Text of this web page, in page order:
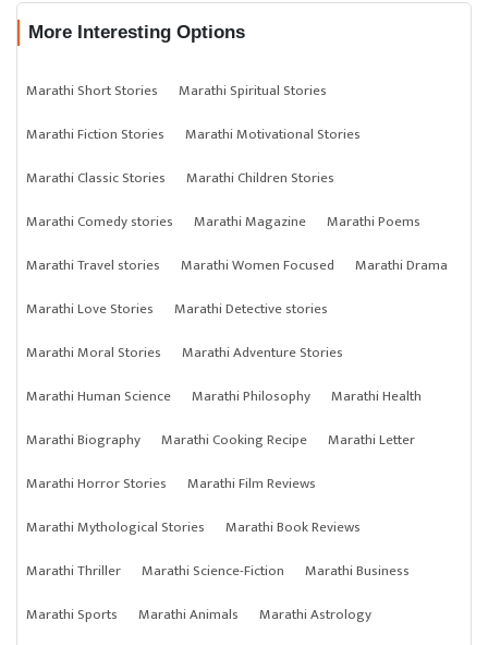
More Interesting Options
Marathi Short Stories
Marathi Spiritual Stories
Marathi Fiction Stories
Marathi Motivational Stories
Marathi Classic Stories
Marathi Children Stories
Marathi Comedy stories
Marathi Magazine
Marathi Poems
Marathi Travel stories
Marathi Women Focused
Marathi Drama
Marathi Love Stories
Marathi Detective stories
Marathi Moral Stories
Marathi Adventure Stories
Marathi Human Science
Marathi Philosophy
Marathi Health
Marathi Biography
Marathi Cooking Recipe
Marathi Letter
Marathi Horror Stories
Marathi Film Reviews
Marathi Mythological Stories
Marathi Book Reviews
Marathi Thriller
Marathi Science-Fiction
Marathi Business
Marathi Sports
Marathi Animals
Marathi Astrology